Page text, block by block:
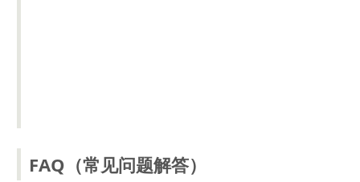
FAQ（常见问题解答）